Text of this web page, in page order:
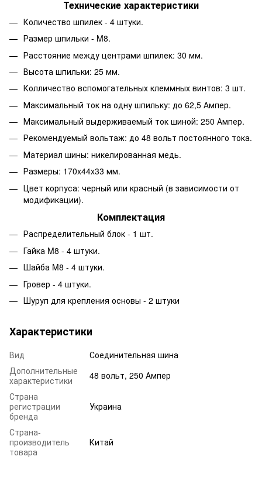
Технические характеристики
Количество шпилек - 4 штуки.
Размер шпильки - M8.
Расстояние между центрами шпилек: 30 мм.
Высота шпильки: 25 мм.
Колличество вспомогательных клеммных винтов: 3 шт.
Максимальный ток на одну шпильку: до 62,5 Ампер.
Максимальный выдерживаемый ток шиной: 250 Ампер.
Рекомендуемый вольтаж: до 48 вольт постоянного тока.
Материал шины: никелированная медь.
Размеры: 170x44x33 мм.
Цвет корпуса: черный или красный (в зависимости от
модификации).
Комплектация
Распределительный блок - 1 шт.
Гайка M8 - 4 штуки.
Шайба M8 - 4 штуки.
Гровер - 4 штуки.
Шуруп для крепления основы - 2 штуки
Характеристики
Вид
Соединительная шина
Дополнительные
характеристики
48 вольт, 250 Ампер
Страна
регистрации
бренда
Украина
Страна-
производитель
товара
Китай